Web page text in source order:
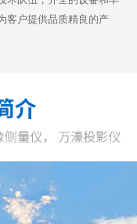
客户提供品质精良的产